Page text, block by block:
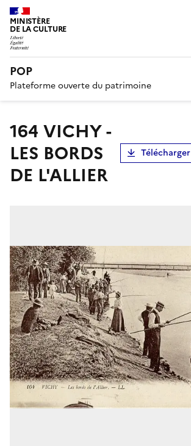
MINISTÈRE
DE LA CULTURE
POP
Plateforme ouverte du patrimoine
164 VICHY -
LES BORDS
DE L'ALLIER
Télécharger